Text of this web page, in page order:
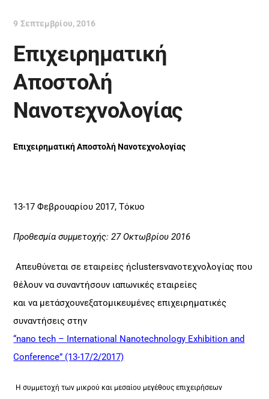
9 Σεπτεμβρίου, 2016
Επιχειρηματική
Αποστολή
Νανοτεχνολογίας
Επιχειρηματική Αποστολή Νανοτεχνολογίας
13-17 Φεβρουαρίου 2017, Τόκυο
Προθεσμία συμμετοχής: 27 Οκτωβρίου 2016
Απευθύνεται σε εταιρείες ήclustersνανοτεχνολογίας που
θέλουν να συναντήσουν ιαπωνικές εταιρείες
και να μετάσχουνεξατομικευμένες επιχειρηματικές
συναντήσεις στην
“nano tech – International Nanotechnology Exhibition and
Conference” (13-17/2/2017)
Η συμμετοχή των μικρού και μεσαίου μεγέθους επιχειρήσεων